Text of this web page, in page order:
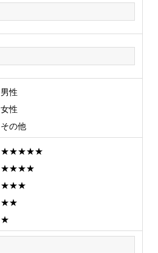
男性
女性
その他
★★★★★
★★★★
★★★
★★
★